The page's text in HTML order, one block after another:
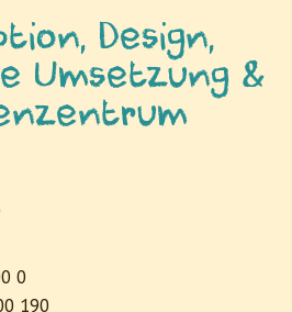
Design,
Umsetzung &
0
190